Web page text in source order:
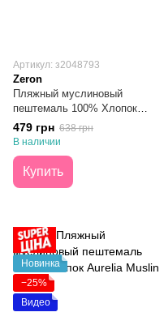
Артикул: з2048793
Zeron
Пляжный муслиновый
пештемаль 100% Хлопок
Aurelia Muslin Peacock 100х180
479 грн 638 грн
В наличии
Купить
Новинка
−25%
Видео